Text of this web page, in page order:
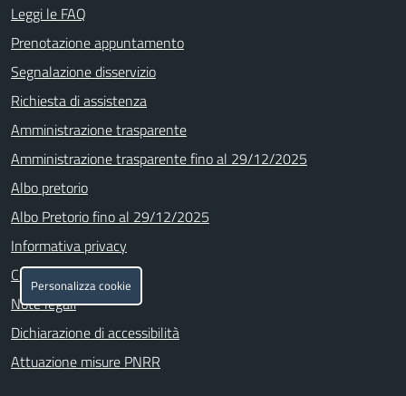
Leggi le FAQ
Prenotazione appuntamento
Segnalazione disservizio
Richiesta di assistenza
Amministrazione trasparente
Amministrazione trasparente fino al 29/12/2025
Albo pretorio
Albo Pretorio fino al 29/12/2025
Informativa privacy
Cookie policy
Note legali
Dichiarazione di accessibilità
Attuazione misure PNRR
Personalizza cookie